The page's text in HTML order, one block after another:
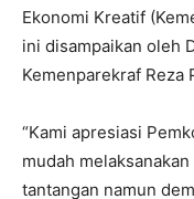
Ekonomi Kreatif
ini disampaikan oleh
Kemenparekraf Reza
“Kami apresiasi
mudah
tantangan namun